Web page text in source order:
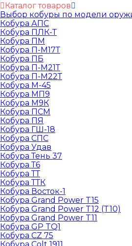
Каталог товаров
Выбор кобуры по модели
Кобура АПС
Кобура ПЛК-Т
Кобура ПМ
Кобура П-М17Т
Кобура ПБ
Кобура П-М21Т
Кобура П-М22Т
Кобура М-45
Кобура МП9
Кобура М9К
Кобура ПСМ
Кобура ПЯ
Кобура ГШ-18
Кобура СПС
Кобура Удав
Кобура Тень 37
Кобура Т6
Кобура ТТ
Кобура ТТК
Кобура Восток-1
Кобура Grand Power T15
Кобура Grand Power T12 (T10)
Кобура Grand Power T11
Кобура GP TQ1
Кобура CZ 75